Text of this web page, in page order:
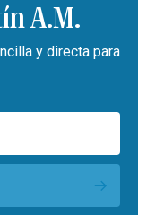
A.M.
y directa para